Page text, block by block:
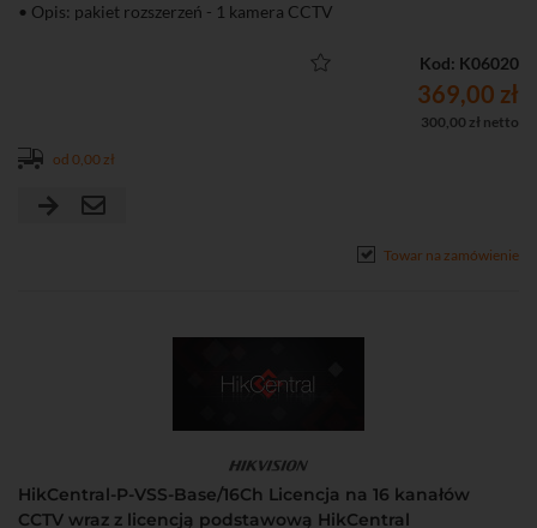
• Opis: pakiet rozszerzeń - 1 kamera CCTV
Kod: K06020
369,00 zł
300,00 zł netto
od 0,00 zł
Towar na zamówienie
HikCentral-P-VSS-Base/16Ch Licencja na 16 kanałów
CCTV wraz z licencją podstawową HikCentral